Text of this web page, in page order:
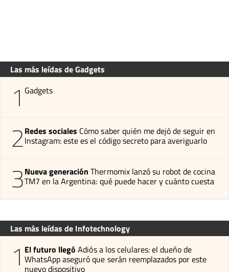
Las más leídas de Gadgets
1 Gadgets
2Redes sociales Cómo saber quién me dejó de seguir en
Instagram: este es el código secreto para averiguarlo
3Nueva generación Thermomix lanzó su robot de cocina
TM7 en la Argentina: qué puede hacer y cuánto cuesta
Las más leídas de Infotechnology
1 El futuro llegó Adiós a los celulares: el dueño de
WhatsApp aseguró que serán reemplazados por este
nuevo dispositivo